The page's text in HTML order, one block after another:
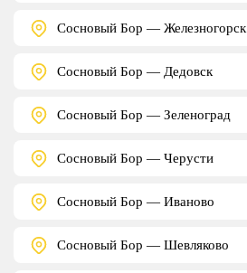
Сосновый Бор — Железногорск
Сосновый Бор — Дедовск
Сосновый Бор — Зеленоград
Сосновый Бор — Черусти
Сосновый Бор — Иваново
Сосновый Бор — Шевляково